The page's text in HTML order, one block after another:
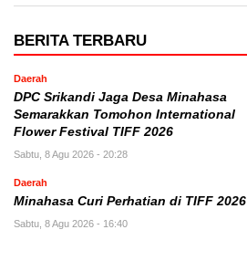
BERITA TERBARU
Daerah
DPC Srikandi Jaga Desa Minahasa
Semarakkan Tomohon International
Flower Festival TIFF 2026
Sabtu, 8 Agu 2026 - 20:28
Daerah
Minahasa Curi Perhatian di TIFF 2026
Sabtu, 8 Agu 2026 - 16:40